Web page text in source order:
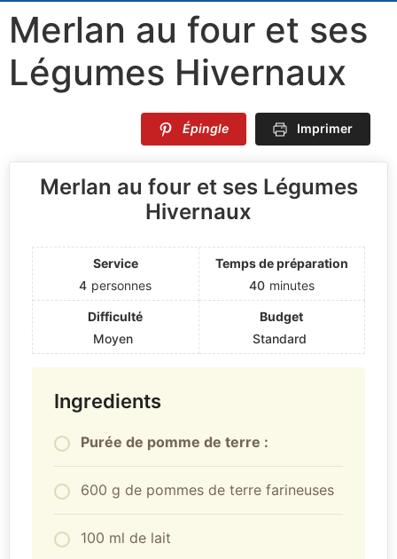
Merlan au four et ses
Légumes Hivernaux
Épingle Imprimer
Merlan au four et ses Légumes
Hivernaux
Service
4 personnes
Temps de préparation
40 minutes
Difficulté
Moyen
Budget
Standard
Ingredients
Purée de pomme de terre :
600 g de pommes de terre farineuses
100 ml de lait